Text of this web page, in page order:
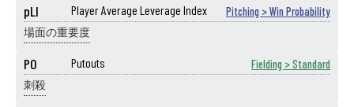
pLI Player Average Leverage Index Pitching > Win Probability
場面の重要度
PO Putouts Fielding > Standard
刺殺